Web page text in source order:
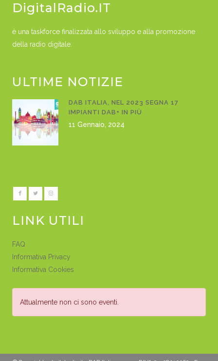
DigitalRadio.IT
è una taskforce finalizzata allo sviluppo e alla promozione
della radio digitale.
ULTIME NOTIZIE
DAB ITALIA, NEL 2023 SEGNA 17
IMPIANTI DAB+ IN PIÙ
11 Gennaio, 2024
LINK UTILI
FAQ
Informativa Privacy
Informativa Cookies
Attualmente non ci sono eventi.